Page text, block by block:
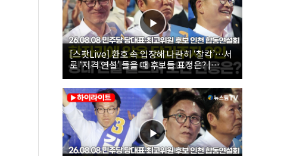
[스팟Live] 환호 속 입장해 나란히 ‘찰칵’…서
로 ‘저격 연설’ 들을 때 후보들 표정은? |
26.08.08 더불어민주당 당대표·최고위원 후
보 인천 합동연설회